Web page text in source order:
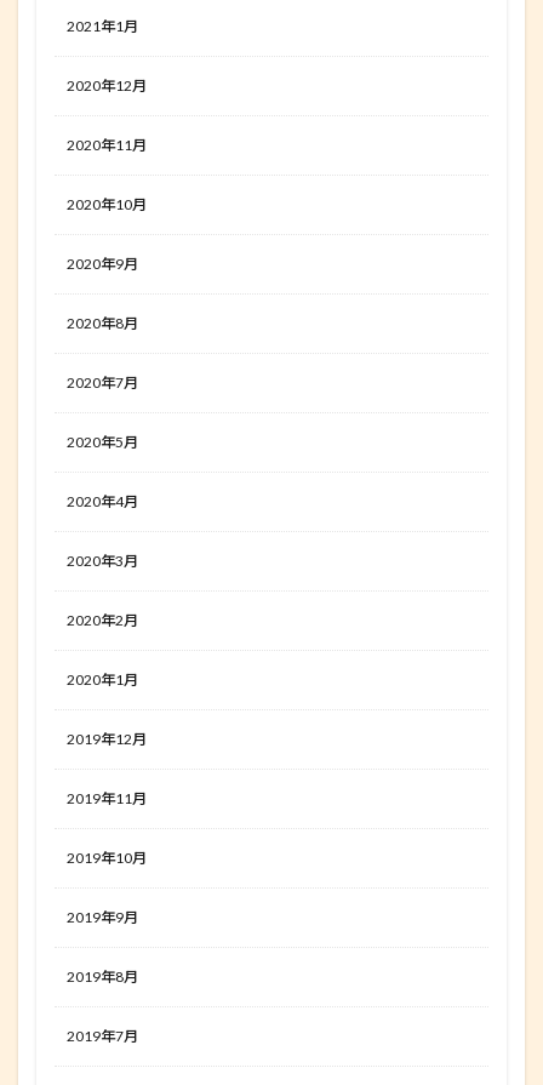
2021年1月
2020年12月
2020年11月
2020年10月
2020年9月
2020年8月
2020年7月
2020年5月
2020年4月
2020年3月
2020年2月
2020年1月
2019年12月
2019年11月
2019年10月
2019年9月
2019年8月
2019年7月